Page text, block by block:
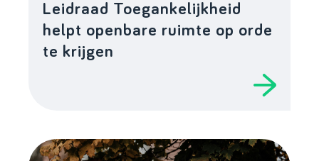
Leidraad Toegankelijkheid
helpt openbare ruimte op orde
te krijgen